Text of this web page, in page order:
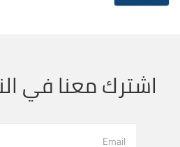
اشترك معنا في